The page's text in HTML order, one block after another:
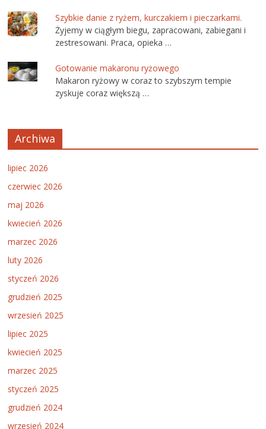
Szybkie danie z ryżem, kurczakiem i pieczarkami.
Żyjemy w ciągłym biegu, zapracowani, zabiegani i
zestresowani. Praca, opieka …
Gotowanie makaronu ryżowego
Makaron ryżowy w coraz to szybszym tempie
zyskuje coraz większą …
Archiwa
lipiec 2026
czerwiec 2026
maj 2026
kwiecień 2026
marzec 2026
luty 2026
styczeń 2026
grudzień 2025
wrzesień 2025
lipiec 2025
kwiecień 2025
marzec 2025
styczeń 2025
grudzień 2024
wrzesień 2024